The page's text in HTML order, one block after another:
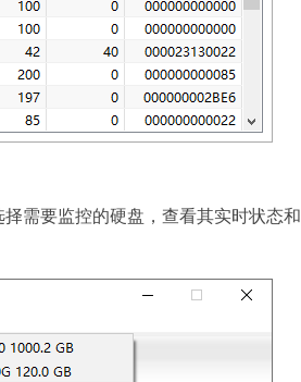
需要监控的硬盘，查看其实时状态和